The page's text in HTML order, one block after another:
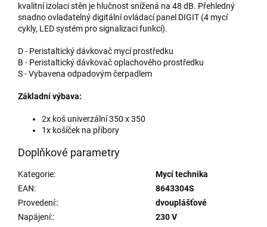
kvalitní izolaci stěn je hlučnost snížená na 48 dB. Přehledný
snadno ovladatelný digitální ovládací panel DIGIT (4 mycí
cykly, LED systém pro signalizaci funkcí).
D - Peristaltický dávkovač mycí prostředku
B - Peristaltický dávkovač oplachového prostředku
S - Vybavena odpadovým čerpadlem
Základní výbava:
2x koš univerzální 350 x 350
1x košíček na příbory
Doplňkové parametry
Kategorie:
Mycí technika
EAN:
8643304S
Provedení::
dvouplášťové
Napájení::
230 V